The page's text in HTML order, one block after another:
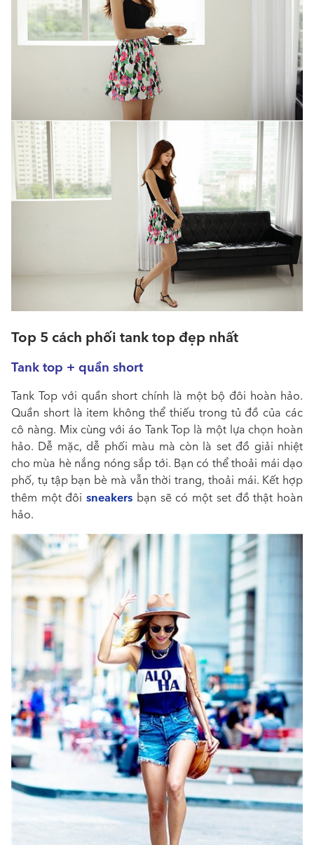
Top 5 cách phối tank top đẹp nhất
Tank top + quần short
Tank Top với quần short chính là một bộ đôi hoàn hảo.
Quần short là item không thể thiếu trong tủ đồ của các
cô nàng. Mix cùng với áo Tank Top là một lựa chọn hoàn
hảo. Dễ mặc, dễ phối màu mà còn là set đồ giải nhiệt
cho mùa hè nắng nóng sắp tới. Bạn có thể thoải mái dạo
phố, tụ tập bạn bè mà vẫn thời trang, thoải mái. Kết hợp
thêm một đôisneakers bạn sẽ có một set đồ thật hoàn
hảo.